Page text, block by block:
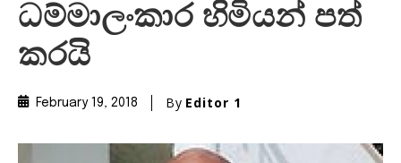
ධම්මාලංකාර හිමියන් පත්
කරයි
February 19, 2018 By Editor 1